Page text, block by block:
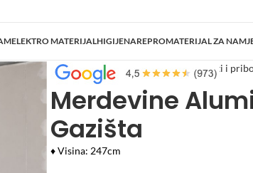
ELEKTRO MATERIJALHIGIJENAREPROMATERIJAL ZA
Početna/Alati i Mašine / Molerski alati i
Merdevine
Gazišta
♦ Visina: 247cm